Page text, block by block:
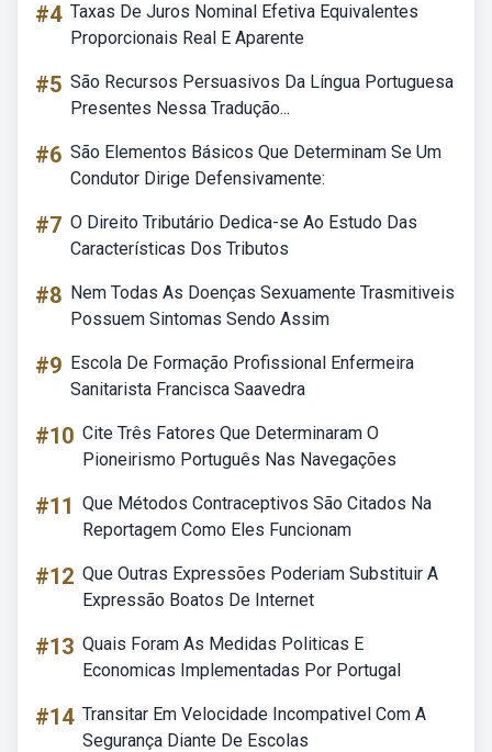
#4 Taxas De Juros Nominal Efetiva Equivalentes
Proporcionais Real E Aparente
#5 São Recursos Persuasivos Da Língua Portuguesa
Presentes Nessa Tradução...
#6 São Elementos Básicos Que Determinam Se Um
Condutor Dirige Defensivamente:
#7 O Direito Tributário Dedica-se Ao Estudo Das
Características Dos Tributos
#8 Nem Todas As Doenças Sexuamente Trasmitiveis
Possuem Sintomas Sendo Assim
#9 Escola De Formação Profissional Enfermeira
Sanitarista Francisca Saavedra
#10 Cite Três Fatores Que Determinaram O
Pioneirismo Português Nas Navegações
#11 Que Métodos Contraceptivos São Citados Na
Reportagem Como Eles Funcionam
#12 Que Outras Expressões Poderiam Substituir A
Expressão Boatos De Internet
#13 Quais Foram As Medidas Politicas E
Economicas Implementadas Por Portugal
#14 Transitar Em Velocidade Incompativel Com A
Segurança Diante De Escolas